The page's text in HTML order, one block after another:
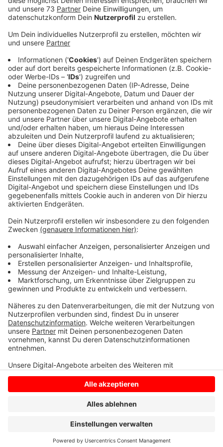
Veröffentlicht:Mittwoch, 18.02.2026 15:24
Anzeige
Empfindliche Geldstrafen verhängt
Anzeige
Es handelt sich um Cedric Euschen und Paul
Donner. Am Rande des Bocholter Rosenmontagszugs
habe es Vorkommnisse gegeben, bei denen beide
Profis vereinsschädigend aufgetreten sein sollen.
Deshalb hat Sportgeschäftsführer Christopher
Schorch gegen Euschen und Donner auch noch
empfindliche vereinsinterne Geldstrafen verhängt. Der
Verein erwarte von allen Spielern, dass sie ihrer
Verantwortung und Vorbildfunktion jederzeit gerecht
werden, heißt es. Weitere Einzelheiten gab der 1. FC
Bocholt nicht bekannt.
Anzeige
Anzeige